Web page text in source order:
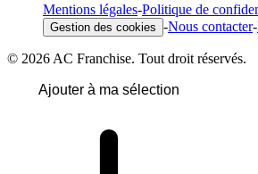
Mentions légales-Politique de
Gestion des cookies -Nous contacter-
© 2026 AC Franchise. Tout droit réservés.
Ajouter à ma sélection